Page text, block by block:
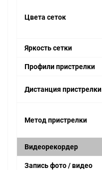
Цвета сеток
Яркость сетки
Профили пристрелки
Дистанция пристрелки
Метод пристрелки
Видеорекордер
Запись фото / видео